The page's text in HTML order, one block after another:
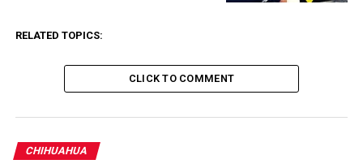
RELATED TOPICS:
CLICK TO COMMENT
CHIHUAHUA